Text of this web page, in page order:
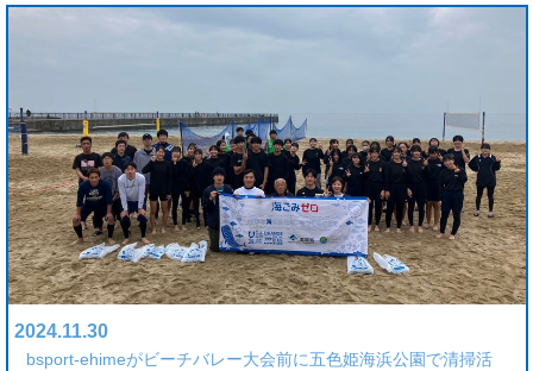
2024.11.30
bsport-ehimeがビーチバレー大会前に五色姫海浜公園で清掃活